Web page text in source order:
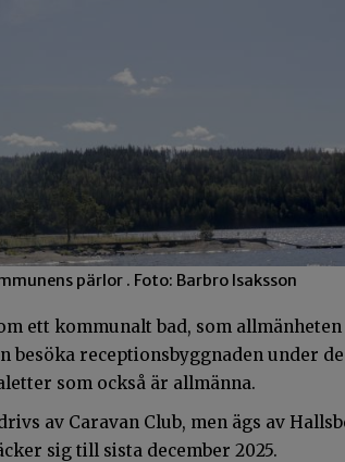
pärlor . Foto: Barbro Isaksson
ett kommunalt bad, som
besöka receptionsbyggnaden under
som också är allmänna.
av Caravan Club, men ägs av
sig till sista december 2025.